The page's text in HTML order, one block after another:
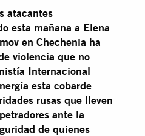
atacantes
esta mañana a Elena
en Chechenia ha
violencia que no
Internacional
esta cobarde
rusas que lleven
ante la
de quienes